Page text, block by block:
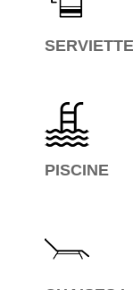
PISCINE